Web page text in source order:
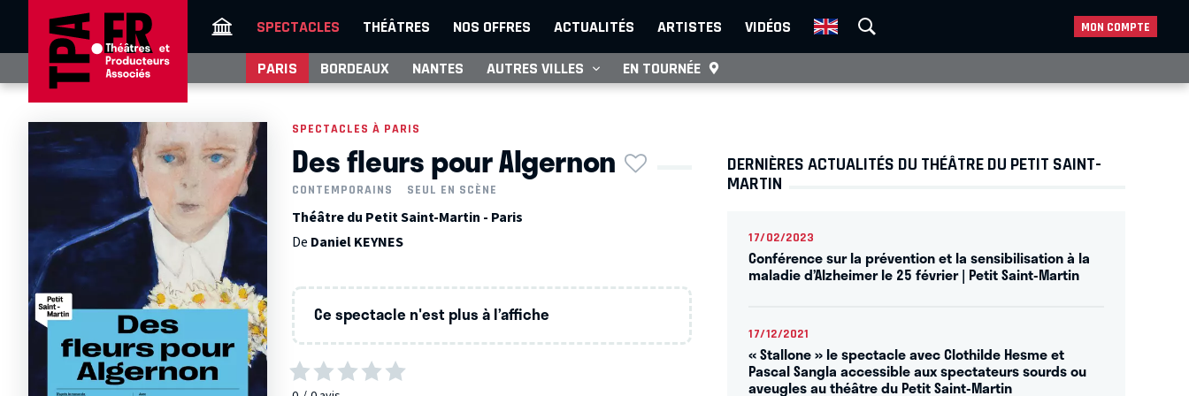
SPECTACLES THÉÂTRES NOS OFFRES ACTUALITÉS ARTISTES VIDÉOS MON COMPTE
PARIS BORDEAUX NANTES AUTRES VILLES EN TOURNÉE
SPECTACLES À PARIS
Des fleurs pour Algernon
CONTEMPORAINS SEUL EN SCÈNE
Théâtre du Petit Saint-Martin - Paris
De Daniel KEYNES
Ce spectacle n'est plus à l’affiche
DERNIÈRES ACTUALITÉS DU THÉÂTRE DU PETIT SAINT-
MARTIN
17/02/2023
Conférence sur la prévention et la sensibilisation à la
maladie d’Alzheimer le 25 février | Petit Saint-Martin
17/12/2021
« Stallone » le spectacle avec Clothilde Hesme et
Pascal Sangla accessible aux spectateurs sourds ou
aveugles au théâtre du Petit Saint-Martin